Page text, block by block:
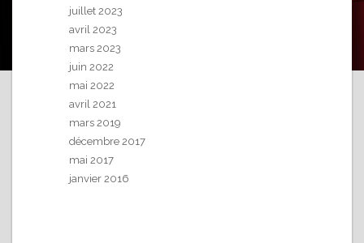
juillet 2023
avril 2023
mars 2023
juin 2022
mai 2022
avril 2021
mars 2019
décembre 2017
mai 2017
janvier 2016